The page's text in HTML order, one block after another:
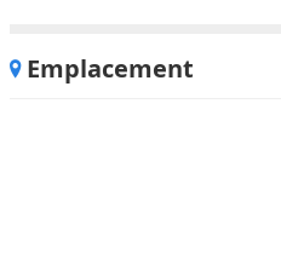
Emplacement